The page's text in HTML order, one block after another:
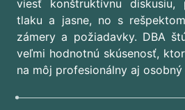
viesť konštruktívnu
tlaku a jasne, no s
zámery a požiadavky. DBA
veľmi hodnotnú skúsenosť,
na môj profesionálny aj